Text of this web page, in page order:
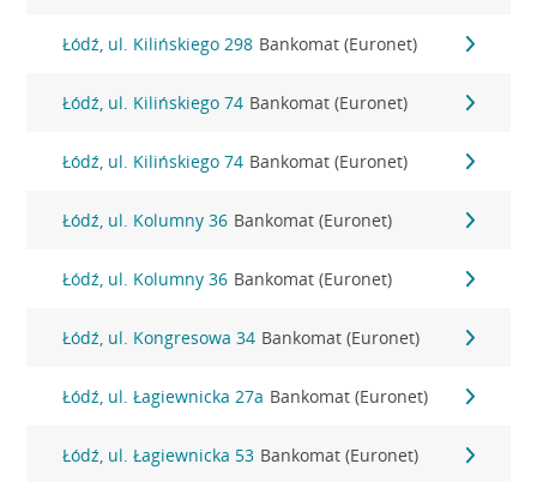
Łódź, ul. Kilińskiego 298 Bankomat (Euronet)
Łódź, ul. Kilińskiego 74 Bankomat (Euronet)
Łódź, ul. Kilińskiego 74 Bankomat (Euronet)
Łódź, ul. Kolumny 36 Bankomat (Euronet)
Łódź, ul. Kolumny 36 Bankomat (Euronet)
Łódź, ul. Kongresowa 34 Bankomat (Euronet)
Łódź, ul. Łagiewnicka 27a Bankomat (Euronet)
Łódź, ul. Łagiewnicka 53 Bankomat (Euronet)